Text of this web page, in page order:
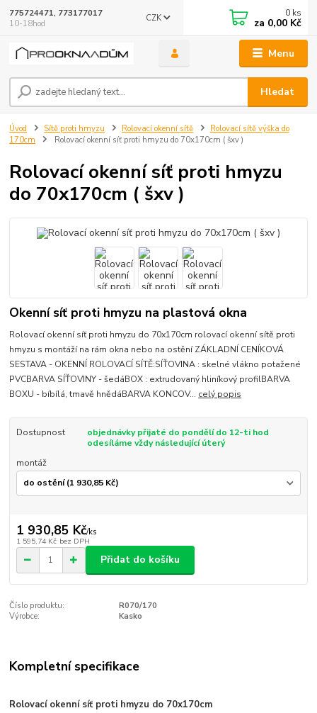
Menu
CZK
Hledat
775724471, 773177017
10-18hod
0 ks
za 0,00 Kč
Úvod Sítě proti hmyzu Rolovací okenní sítě
Rolovací sítě výška do
170cm
Rolovací okenní síť proti hmyzu do 70x170cm ( šxv )
Rolovací okenní síť proti hmyzu
do 70x170cm ( šxv )
Okenní síť proti hmyzu na plastová okna
Rolovací okenní síť proti hmyzu do 70x170cm rolovací okenní sítě proti
hmyzu s montáží na rám okna nebo na ostění ZÁKLADNÍ CENÍKOVÁ
SESTAVA - OKENNÍ ROLOVACÍ SÍTĚ:SÍŤOVINA : skelné vlákno potažené
PVCBARVA SÍŤOVINY - šedáBOX : extrudovaný hliníkový profilBARVA
BOXU - bíbílá, tmavě hnědáBARVA KONCOV... celý popis
Dostupnost
objednávky přijaté do pondělí do 12-ti hod
odesíláme vždy následující úterý
montáž
1 930,85 Kč/ks
1 595,74 Kč bez DPH
Přidat do košíku
Číslo produktu:
R070/170
Výrobce:
Kasko
Kompletní specifikace
Rolovací okenní síť proti hmyzu do 70x170cm